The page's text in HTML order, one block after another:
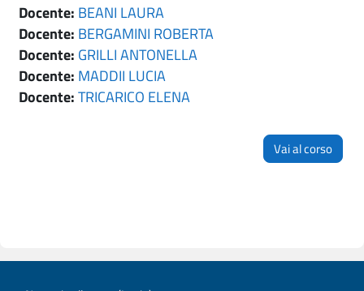
Docente: BEANI LAURA
Docente: BERGAMINI ROBERTA
Docente: GRILLI ANTONELLA
Docente: MADDII LUCIA
Docente:TRICARICO ELENA
Vai al corso